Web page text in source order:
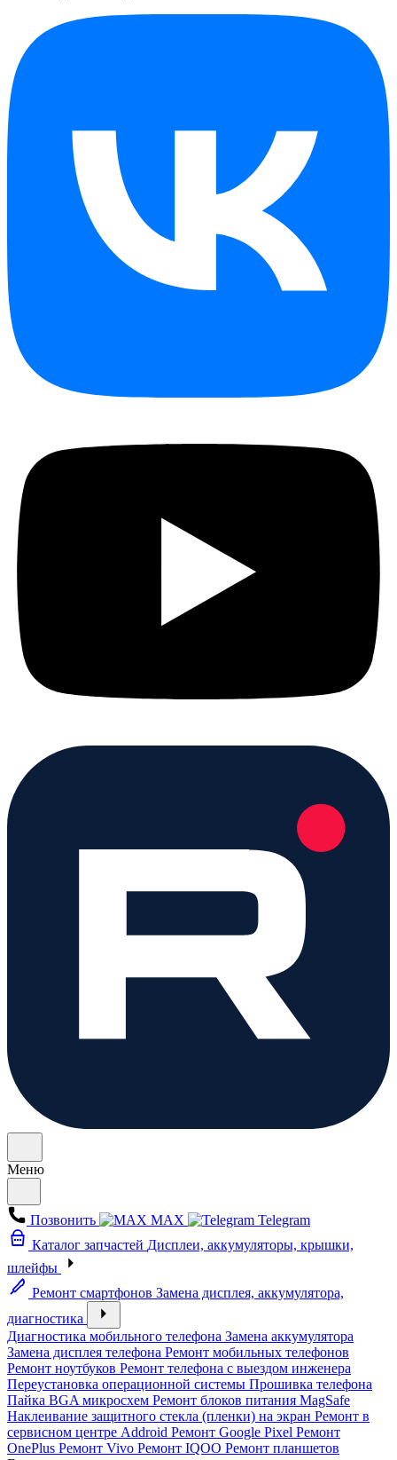
Меню
Позвонить MAX
Telegram
Каталог запчастей Дисплеи, аккумуляторы, крышки,
шлейфы
Ремонт смартфонов Замена дисплея, аккумулятора,
диагностика
Диагностика мобильного телефона Замена аккумулятора
Замена дисплея телефона Ремонт мобильных телефонов
Ремонт ноутбуков Ремонт телефона с выездом инженера
Переустановка операционной системы Прошивка телефона
Пайка BGA микросхем Ремонт блоков питания MagSafe
Наклеивание защитного стекла (пленки) на экран Ремонт в
сервисном центре Addroid Ремонт Google Pixel Ремонт
OnePlus Ремонт Vivo Ремонт IQOO Ремонт планшетов